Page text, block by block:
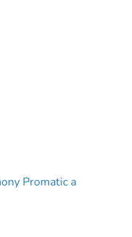
Promatic a